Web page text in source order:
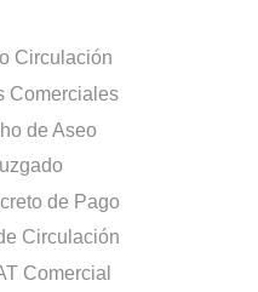
Circulación
Comerciales
de Aseo
de Pago
Circulación
Comercial